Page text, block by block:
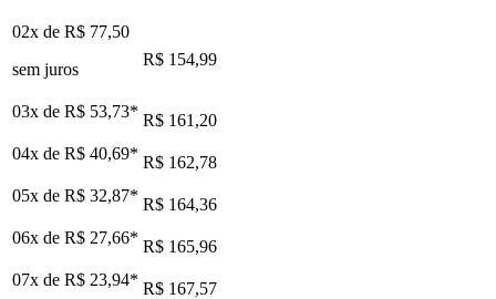
02x de R$ 77,50
sem juros
R$ 154,99
03x de R$ 53,73* R$ 161,20
04x de R$ 40,69* R$ 162,78
05x de R$ 32,87* R$ 164,36
06x de R$ 27,66* R$ 165,96
07x de R$ 23,94* R$ 167,57